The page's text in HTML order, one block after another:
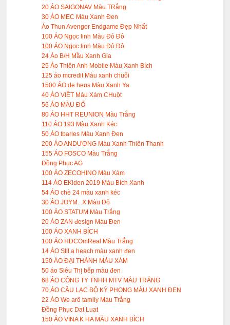
20 ÁO SAIGONAV Màu TRắng
30 ÁO MEC Màu Xanh Đen
Áo Thun Avenger Endgame Đẹp Nhất
100 ÁO Ngọc linh Màu Đỏ Đô
100 ÁO Ngọc linh Màu Đỏ Đô
24 Áo B/H Mầu Xanh Gia
25 Áo Thiên Anh Mobile Màu Xanh Bích
125 áo mcredit Màu xanh chuối
1500 ÁO de heus Màu Xanh Ya
40 ÁO VIÊT Màu Xám CHuột
56 ÁO MÀU ĐỎ
80 ÁO HHT REUNION Màu Trắng
110 ÁO 193 Màu Xanh Kéc
50 ÁO tbarles Màu Xanh Đen
200 ÁO ANDƯƠNG Màu Xanh Thiên Thanh
155 ÁO FOSCO Màu Trắng
Đồng Phục AG
100 ÁO ZECOHINO Màu Xám
114 ÁO EKiden 2019 Màu Bích Xanh
54 ÁO chè 24 màu xanh kéc
30 ÁO JOYM...X Màu Đỏ
100 ÁO STATUM Màu Trắng
20 ÁO ZAN đesign Màu Đen
100 ÁO XANH BÍCH
100 ÁO HDCOmReal Màu Trắng
14 ÁO Stll a heach màu xanh đen
150 ÁO ĐẠI THÀNH MÀU XÁM
50 áo Siêu Thị bếp màu đen
68 ÁO CÔNG TY TNHH MTV MÀU TRẮNG
70 ÁO CÂU LẠC BỘ KỶ PHONG MÀU XANH ĐEN
22 ÁO We arô tamily Màu Trắng
Đồng Phục Dat Luat
150 ÁO VINA K HA MÀU XANH BÍCH